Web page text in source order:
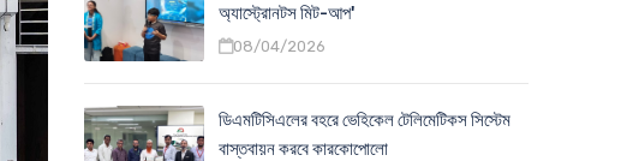
অ্যাস্ট্রোনটস মিট-আপ'
08/04/2026
ডিএমটিসিএলের বহরে ভেহিকেল টেলিমেটিকস সিস্টেম
বাস্তবায়ন করবে কারকোপোলো